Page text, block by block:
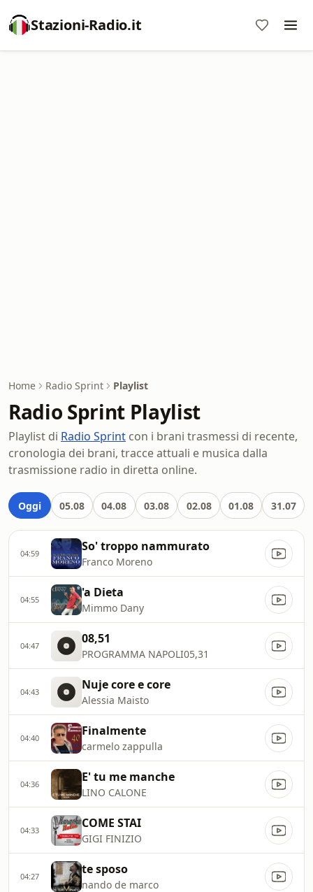
Stazioni-Radio.it
Home Radio Sprint Playlist
Radio Sprint Playlist
Playlist di Radio Sprint con i brani trasmessi di recente,
cronologia dei brani, tracce attuali e musica dalla
trasmissione radio in diretta online.
Oggi 05.08 04.08 03.08 02.08 01.08 31.07
04:59 So' troppo nammurato
Franco Moreno
04:55 'a Dieta
Mimmo Dany
04:47 08,51
PROGRAMMA NAPOLI05,31
04:43 Nuje core e core
Alessia Maisto
04:40 Finalmente
carmelo zappulla
04:36 E' tu me manche
LINO CALONE
04:33 COME STAI
GIGI FINIZIO
04:27 te sposo
nando de marco